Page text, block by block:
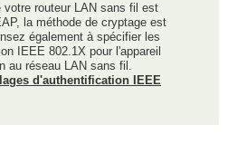
routeur LAN sans fil est
la méthode de cryptage est
également à spécifier les
IEEE 802.1X pour l'appareil
au réseau LAN sans fil.
d'authentification IEEE